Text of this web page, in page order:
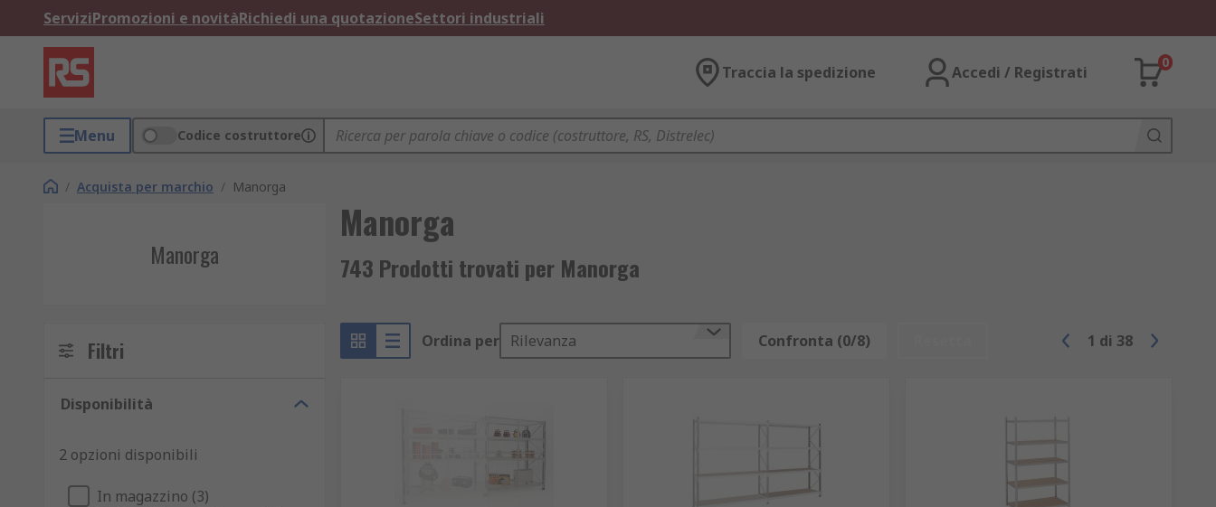
ServiziPromozioni e novitàRichiedi una quotazioneSettori industriali
Traccia la spedizione Accedi / Registrati
0
Menu Codice costruttore
/ Acquista per marchio / Manorga
Manorga
Manorga
743 Prodotti trovati per Manorga
Filtri
Disponibilità
2 opzioni disponibili
In magazzino (3)
Ordina per Rilevanza Confronta (0/8) 1 di 38